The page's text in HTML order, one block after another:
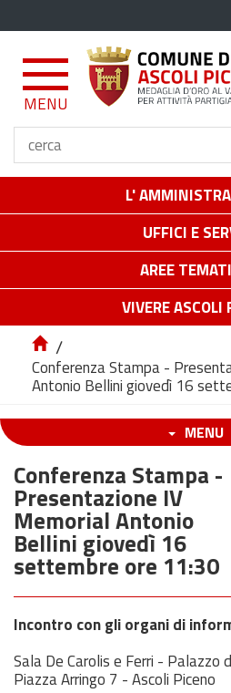
MENU
L'
UFFICI E
AREE
VIVERE ASCOLI
/
Conferenza Stampa -
Antonio Bellini giovedì 16
MENU
Conferenza Stampa -
Presentazione IV
Memorial Antonio
Bellini giovedì 16
settembre ore 11:30
Incontro con gli organi di
Sala De Carolis e Ferri - Palazzo
Piazza Arringo 7 - Ascoli Piceno